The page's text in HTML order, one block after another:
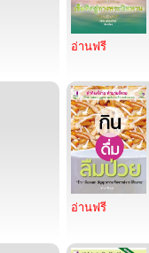
อ่านฟรี
อ่านฟรี